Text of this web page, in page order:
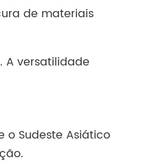
de materiais
A versatilidade
Sudeste Asiático